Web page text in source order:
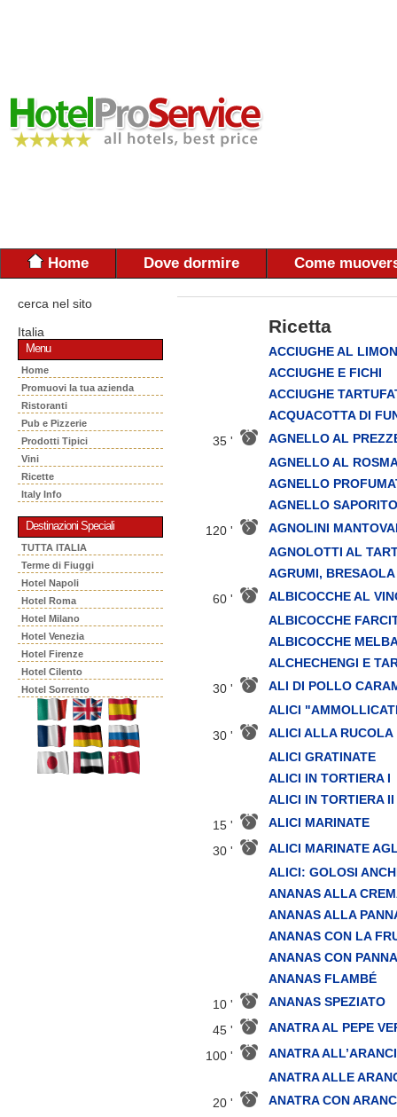
Home Dove dormire Come
cerca nel sito
Italia
Menu
Home
Promuovi la tua azienda
Ristoranti
Pub e Pizzerie
Prodotti Tipici
Vini
Ricette
Italy Info
Destinazioni Speciali
TUTTA ITALIA
Terme di Fiuggi
Hotel Napoli
Hotel Roma
Hotel Milano
Hotel Venezia
Hotel Firenze
Hotel Cilento
Hotel Sorrento
Ricetta
ACCIUGHE AL
ACCIUGHE E FICHI
ACCIUGHE
ACQUACOTTA DI
35 '
AGNELLO AL
AGNELLO AL
AGNELLO
AGNELLO SAPORITO
120 '
AGNOLINI
AGNOLOTTI AL
AGRUMI,
60 '
ALBICOCCHE AL
ALBICOCCHE
ALBICOCCHE
ALCHECHENGI E
30 '
ALI DI POLLO
ALICI
30 '
ALICI ALLA RUCOLA
ALICI GRATINATE
ALICI IN TORTIERA I
ALICI IN TORTIERA II
15 '
ALICI MARINATE
30 '
ALICI MARINATE
ALICI: GOLOSI
ANANAS ALLA
ANANAS ALLA
ANANAS CON LA
ANANAS CON PANNA
ANANAS FLAMBÉ
10 '
ANANAS SPEZIATO
45 '
ANATRA AL PEPE
100 '
ANATRA
ANATRA ALLE
20 '
ANATRA CON